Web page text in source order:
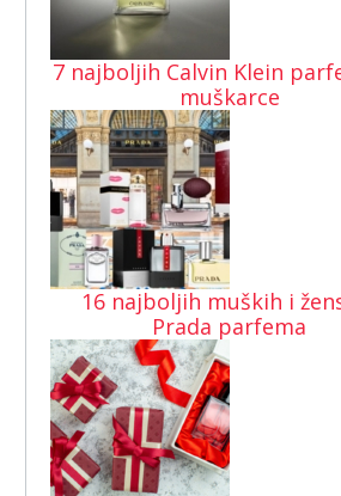
7 najboljih Calvin Klein
muškarce
16 najboljih muških i
Prada parfema